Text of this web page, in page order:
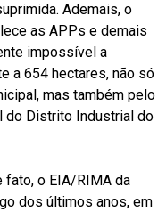
Ademais, o
as APPs e demais
impossível a
a 654 hectares, não só
mas também pelo
do Distrito Industrial do
fato, o EIA/RIMA da
dos últimos anos, em